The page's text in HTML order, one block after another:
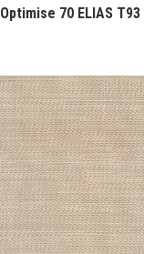
Optimise 70 ELIAS T93